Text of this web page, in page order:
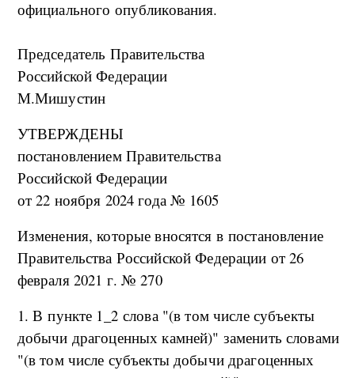
официального опубликования.
Председатель Правительства
Российской Федерации
М.Мишустин
УТВЕРЖДЕНЫ
постановлением Правительства
Российской Федерации
от 22 ноября 2024 года № 1605
Изменения, которые вносятся в постановление
Правительства Российской Федерации от 26
февраля 2021 г. № 270
1. В пункте 1_2 слова "(в том числе субъекты
добычи драгоценных камней)" заменить словами
"(в том числе субъекты добычи драгоценных